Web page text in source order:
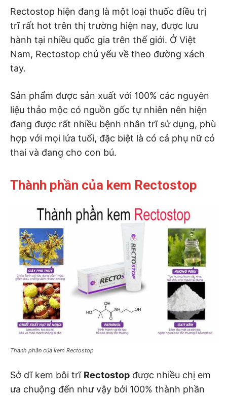
Rectostop hiện đang là một loại thuốc điều trị
trĩ rất hot trên thị trường hiện nay, được lưu
hành tại nhiều quốc gia trên thế giới. Ở Việt
Nam, Rectostop chủ yếu về theo đường xách
tay.
Sản phẩm được sản xuất với 100% các nguyên
liệu thảo mộc có nguồn gốc tự nhiên nên hiện
đang được rất nhiều bệnh nhân trĩ sử dụng, phù
hợp với mọi lứa tuổi, đặc biệt là có cả phụ nữ có
thai và đang cho con bú.
Thành phần của kem Rectostop
Thành phần của kem Rectostop
Sở dĩ kem bôi trĩ Rectostop được nhiều chị em
ưa chuộng đến như vậy bởi 100% thành phần